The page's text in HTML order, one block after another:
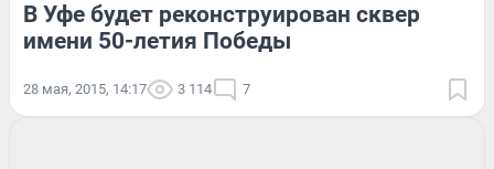
В Уфе будет реконструирован сквер
имени 50-летия Победы
28 мая, 2015, 14:17 3 114 7